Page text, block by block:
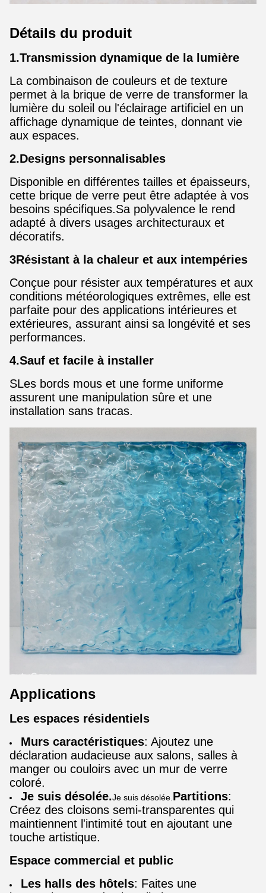
Détails du produit
1.Transmission dynamique de la lumière
La combinaison de couleurs et de texture
permet à la brique de verre de transformer la
lumière du soleil ou l'éclairage artificiel en un
affichage dynamique de teintes, donnant vie
aux espaces.
2.Designs personnalisables
Disponible en différentes tailles et épaisseurs,
cette brique de verre peut être adaptée à vos
besoins spécifiques.Sa polyvalence le rend
adapté à divers usages architecturaux et
décoratifs.
3Résistant à la chaleur et aux intempéries
Conçue pour résister aux températures et aux
conditions météorologiques extrêmes, elle est
parfaite pour des applications intérieures et
extérieures, assurant ainsi sa longévité et ses
performances.
4.Sauf et facile à installer
SLes bords mous et une forme uniforme
assurent une manipulation sûre et une
installation sans tracas.
Applications
Les espaces résidentiels
Murs caractéristiques: Ajoutez une
déclaration audacieuse aux salons, salles à
manger ou couloirs avec un mur de verre
coloré.
Je suis désolée.Je suis désolée. Partitions:
Créez des cloisons semi-transparentes qui
maintiennent l'intimité tout en ajoutant une
touche artistique.
Espace commercial et public
Les halls des hôtels: Faites une